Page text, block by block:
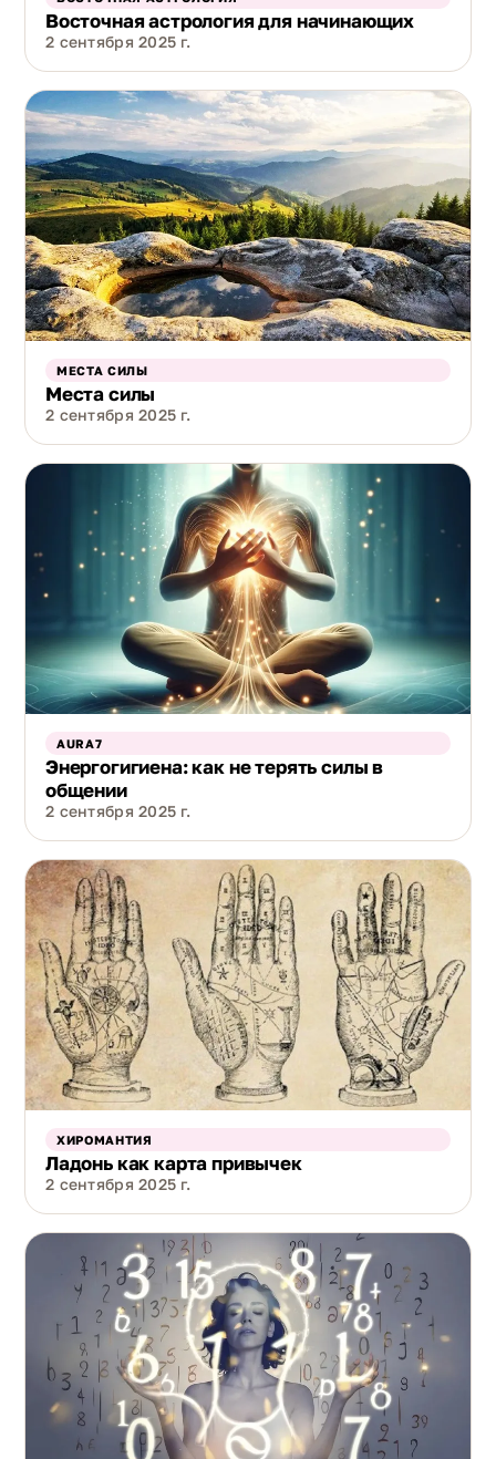
Восточная астрология для начинающих
2 сентября 2025 г.
МЕСТА СИЛЫ
Места силы
2 сентября 2025 г.
AURA7
Энергогигиена: как не терять силы в
общении
2 сентября 2025 г.
ХИРОМАНТИЯ
Ладонь как карта привычек
2 сентября 2025 г.